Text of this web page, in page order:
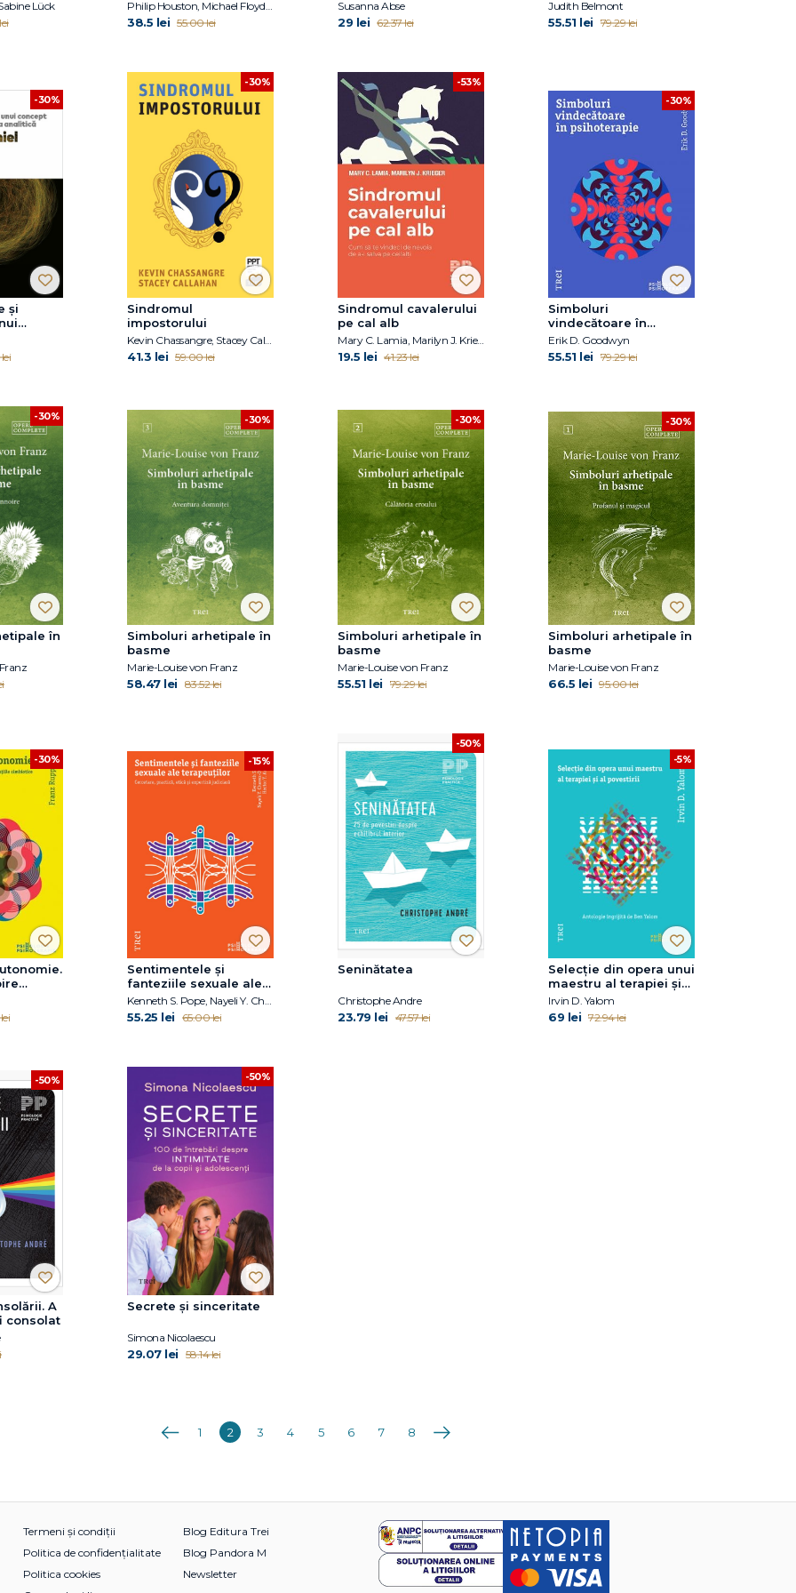
Lück Philip Houston, Michael Floyd, Susan Carnicero, Don Tennant
38.5 lei 55.00 lei
Susanna Abse
29 lei 62.37 lei
instrumente
Judith Belmont
55.51 lei 79.29 lei
-30%
și
din
-30%
Sindromul
impostorului
41.3 lei 59.00 lei
-53%
Sindromul cavalerului
pe cal alb
Mary C. Lamia, Marilyn J. Krieger
19.5 lei 41.23 lei
-30%
Simboluri
vindecătoare în
psihoterapie
Erik D. Goodwyn
55.51 lei 79.29 lei
-30%
în
-30%
Simboluri arhetipale în
basme
Marie-Louise von Franz
58.47 lei 83.52 lei
-30%
Simboluri arhetipale în
basme
Marie-Louise von Franz
55.51 lei 79.29 lei
-30%
Simboluri arhetipale în
basme
Marie-Louise von Franz
66.5 lei 95.00 lei
-30% -15%
Sentimentele și
fanteziile sexuale ale
terapeuților
Kenneth S. Pope, Nayeli Y. Chavez-Dueñas, Hector Y. Adames
55.25 lei 65.00 lei
-50%
Seninătatea
Christophe Andre
23.79 lei 47.57 lei
-5%
Selecţie din opera unui
maestru al terapiei şi
al povestirii
Irvin D. Yalom
69 lei 72.94 lei
-50%
A
consolat
-50%
Secrete și sinceritate
Simona Nicolaescu
29.07 lei 58.14 lei
Anterioara
1 2 3 4 5 6 7 8 Următoarea
Termeni și condiții
Politica de confidențialitate
Politica cookies
Blog Editura Trei
Blog Pandora M
Newsletter